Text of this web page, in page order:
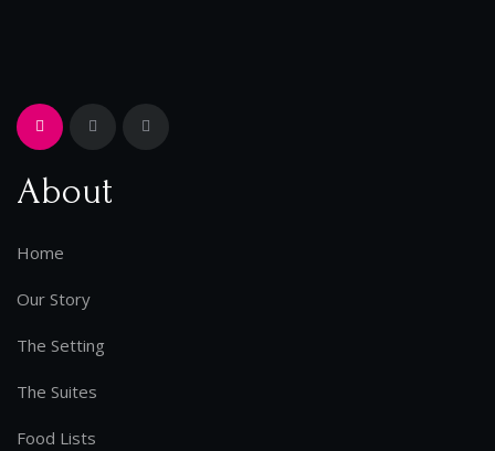
About
Home
Our Story
The Setting
The Suites
Food Lists